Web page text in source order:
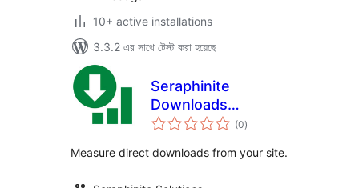
10+ active installations
3.3.2 এর সাথে টেস্ট করা হয়েছে
Seraphinite
Downloads
Statistics
(0total
ratings
)
Measure direct downloads from your site.